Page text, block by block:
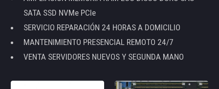
SATA SSD NVMe PCIe
SERVICIO REPARACIÓN 24 HORAS A DOMICILIO
MANTENIMIENTO PRESENCIAL REMOTO 24/7
VENTA SERVIDORES NUEVOS Y SEGUNDA MANO